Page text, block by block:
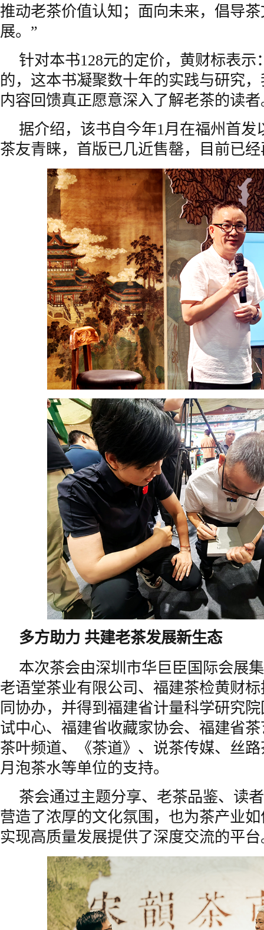
推动老茶价值认知；面向未来，倡导
展。”
针对本书128元的定价，黄财标表示
的，这本书凝聚数十年的实践与研究
内容回馈真正愿意深入了解老茶的读者
据介绍，该书自今年1月在福州首发
茶友青睐，首版已几近售罄，目前已
多方助力 共建老茶发展新生态
本次茶会由深圳市华巨臣国际会展
老语堂茶业有限公司、福建茶检黄财
同协办，并得到福建省计量科学研究
试中心、福建省收藏家协会、福建省
茶叶频道、《茶道》、说茶传媒、丝
月泡茶水等单位的支持。
茶会通过主题分享、老茶品鉴、读
营造了浓厚的文化氛围，也为茶产业
实现高质量发展提供了深度交流的平台